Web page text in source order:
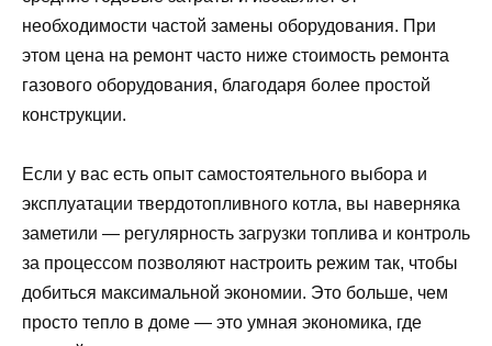
необходимости частой замены оборудования. При
этом цена на ремонт часто ниже стоимость ремонта
газового оборудования, благодаря более простой
конструкции.
Если у вас есть опыт самостоятельного выбора и
эксплуатации твердотопливного котла, вы наверняка
заметили — регулярность загрузки топлива и контроль
за процессом позволяют настроить режим так, чтобы
добиться максимальной экономии. Это больше, чем
просто тепло в доме — это умная экономика, где